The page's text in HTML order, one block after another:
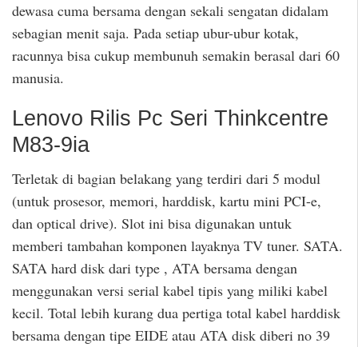
dewasa cuma bersama dengan sekali sengatan didalam
sebagian menit saja. Pada setiap ubur-ubur kotak,
racunnya bisa cukup membunuh semakin berasal dari 60
manusia.
Lenovo Rilis Pc Seri Thinkcentre
M83-9ia
Terletak di bagian belakang yang terdiri dari 5 modul
(untuk prosesor, memori, harddisk, kartu mini PCI-e,
dan optical drive). Slot ini bisa digunakan untuk
memberi tambahan komponen layaknya TV tuner. SATA.
SATA hard disk dari type , ATA bersama dengan
menggunakan versi serial kabel tipis yang miliki kabel
kecil. Total lebih kurang dua pertiga total kabel harddisk
bersama dengan tipe EIDE atau ATA disk diberi no 39